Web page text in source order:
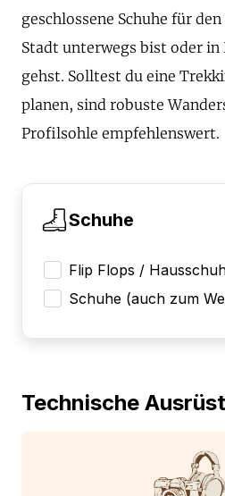
geschlossene Schuhe für
Stadt unterwegs bist oder in
gehst. Solltest du eine
planen, sind robuste
Profilsohle empfehlenswert.
Schuhe
Flip Flops /
Schuhe (auch zum
Technische